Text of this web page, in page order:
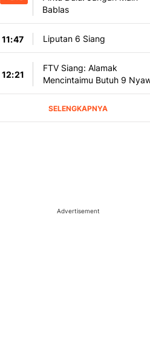
Advertisement